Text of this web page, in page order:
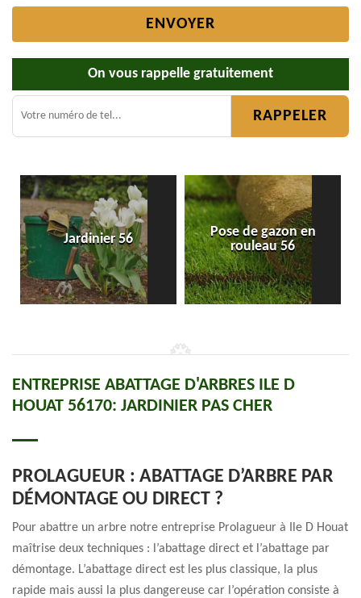
On vous rappelle gratuitement
Jardinier 56
Pose de gazon en
rouleau 56
ENTREPRISE ABATTAGE D'ARBRES ILE D
HOUAT 56170: JARDINIER PAS CHER
PROLAGUEUR : ABATTAGE D’ARBRE PAR
DÉMONTAGE OU DIRECT ?
Pour abattre un arbre notre entreprise Prolagueur à Ile D Houat
maîtrise deux techniques : l’abattage direct et l’abattage par
démontage. L’abattage direct est les plus classique, la plus
rapide mais aussi la plus dangereuse car l’opération consiste à